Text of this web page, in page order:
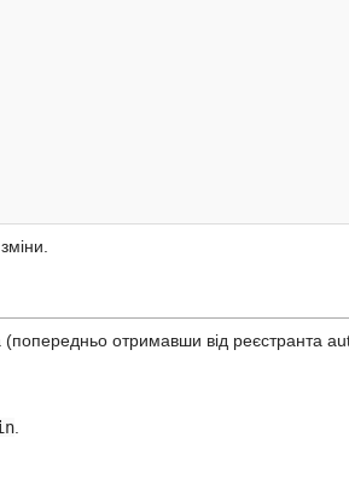
отримавши від реєстранта
.